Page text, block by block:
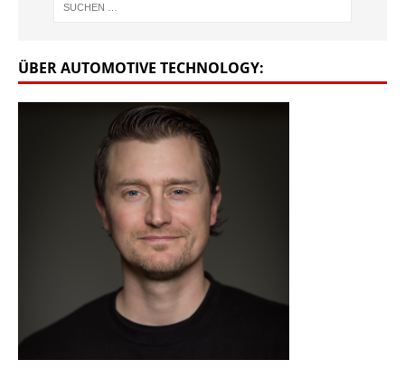
ÜBER AUTOMOTIVE TECHNOLOGY: